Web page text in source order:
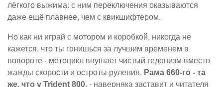
лёгкого выжима: с ним переключения оказываются
даже ещё плавнее, чем с квикшифтером.
Но как ни играй с мотором и коробкой, никогда не
кажется, что ты гонишься за лучшим временем в
повороте - мотоцикл внушает чистый гедонизм вместо
жажды скорости и остроты руления. Рама 660-го - та
же, что у Trident 800, - наверняка заставит и читателя